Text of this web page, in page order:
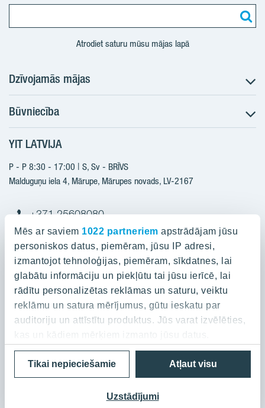
Mēs ar saviem 1022 partneriem apstrādājam jūsu
personiskos datus, piemēram, jūsu IP adresi,
izmantojot tehnoloģijas, piemēram, sīkdatnes, lai
glabātu informāciju un piekļūtu tai jūsu ierīcē, lai
rādītu personalizētas reklāmas un saturu, veiktu
reklāmu un satura mērījumus, gūtu ieskatu par
auditoriju un attīstītu produktus. Jūs varat izvēlēties,
Ja atļaujat, mēs arī vēlētos
atrašanās vietu, kas var būt ar precizitāti līdz
Atļaut visu
Uzstādījumi
Tikai nepieciešamie
Atrodiet saturu mūsu mājas lapā
Dzīvojamās mājas
Meklēt dzīvokli
Nākotnes projekti
Pārdošanas informācija
YIT Plus
Kontakti
Būvniecība
Būvniecība
Jaunie projekti
Realizētie projekti
YIT LATVIJA
P - P 8:30 - 17:00 | S, Sv - BRĪVS
Malduguņu iela 4, Mārupe, Mārupes novads, LV-2167
+371 25608080
yitmajas@yit.lv
Projekti
Silvas nami
Grafīts
Par YIT
Par YIT
Ilgtspēja
Privātuma politika
Cookies